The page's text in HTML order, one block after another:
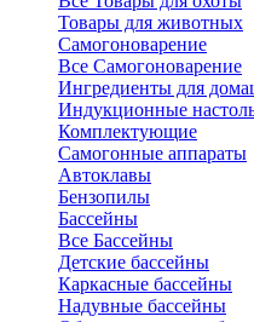
Товары для животных
Самогоноварение
Все Самогоноварение
Ингредиенты для
Индукционные
Комплектующие
Самогонные аппараты
Автоклавы
Бензопилы
Бассейны
Все Бассейны
Детские бассейны
Каркасные бассейны
Надувные бассейны